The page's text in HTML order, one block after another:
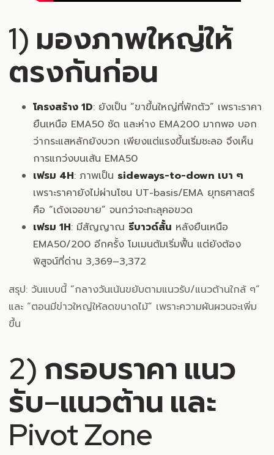
1) มองภาพใหญ่ให้
ตรงกันก่อน
โครงสร้าง 1D: ยังเป็น “ขาขึ้นใหญ่ที่พักตัว” เพราะราคา
ยืนเหนือ EMA50 ชัด และห่าง EMA200 มากพอ บอก
ว่ากระแสหลักยังบวก เพียงแต่แรงขึ้นเริ่มชะลอ จึงเห็น
การแกว่งบนเส้น EMA50
เฟรม 4H: ภาพเป็น sideways-to-down เบา ๆ
เพราะราคายังไม่ผ่านโซน UT-basis/EMA ยุทธศาสตร์
คือ “เด้งเจอขาย” จนกว่าจะทะลุคอขวด
เฟรม 1H: มีสัญญาณ รีบาวด์สั้น หลังยืนเหนือ
EMA50/200 อีกครั้ง โมเมนตัมเริ่มฟื้น แต่ยังต้อง
พิสูจน์ที่ด่าน 3,369–3,372
สรุป: วันแบบนี้ “กลางวันเน้นขยับตามแนวรับ/แนวต้านใกล้ ๆ”
และ “ตอนมีข่าวใหญ่ให้ลดขนาดไม้” เพราะความผันผวนจะเพิ่ม
ขึ้น
2) กรอบราคา แนว
รับ–แนวต้าน และ
Pivot Zone